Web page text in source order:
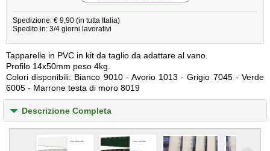
Spedizione: € 9,90 (in tutta Italia)
Spedito in: 3/4 giorni lavorativi
Tapparelle in PVC in kit da taglio da adattare al vano.
Profilo 14x50mm peso 4kg.
Colori disponibili: Bianco 9010 - Avorio 1013 - Grigio 7045 - Verde
6005 - Marrone testa di moro 8019
Descrizione Completa